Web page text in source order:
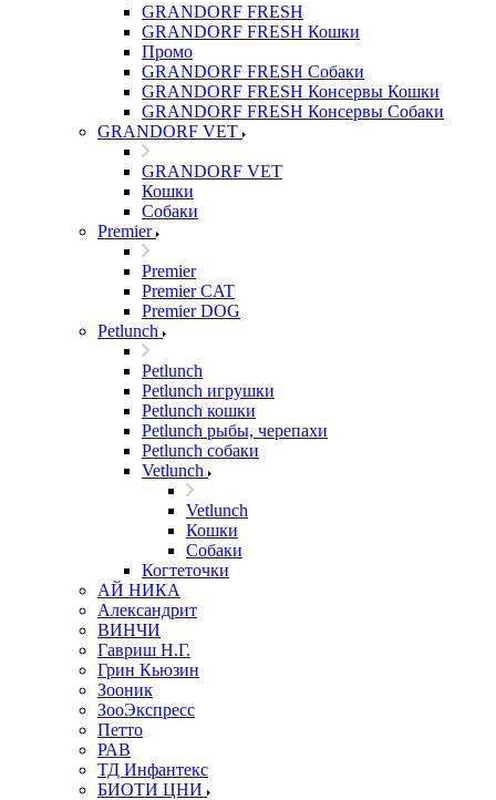
GRANDORF FRESH
GRANDORF FRESH Кошки
Промо
GRANDORF FRESH Собаки
GRANDORF FRESH Консервы Кошки
GRANDORF FRESH Консервы Собаки
GRANDORF VET
GRANDORF VET
Кошки
Собаки
Premier
Premier
Premier CAT
Premier DOG
Petlunch
Petlunch
Petlunch игрушки
Petlunch кошки
Petlunch рыбы, черепахи
Petlunch собаки
Vetlunch
Vetlunch
Кошки
Собаки
Когтеточки
АЙ НИКА
Александрит
ВИНЧИ
Гавриш Н.Г.
Грин Кьюзин
Зооник
ЗооЭкспресс
Петто
РАВ
ТД Инфантекс
БИОТИ ЦНИ